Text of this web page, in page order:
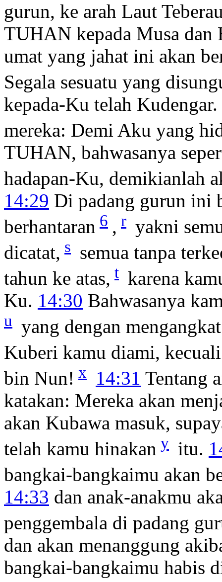
gurun, ke arah Laut
TUHAN kepada Musa dan
umat yang jahat ini akan
Segala sesuatu yang
kepada-Ku telah Kudengar.
mereka: Demi Aku yang
TUHAN, bahwasanya
hadapan-Ku, demikianlah
14:29 Di padang gurun ini
berhantaran 6 , r yakni
dicatat, s semua tanpa
tahun ke atas, t karena
Ku. 14:30 Bahwasanya
u yang dengan
Kuberi kamu diami,
bin Nun! x 14:31 Tentang
katakan: Mereka akan
akan Kubawa masuk,
telah kamu hinakan y itu.
bangkai-bangkaimu akan
14:33 dan anak-anakmu
penggembala di padang
dan akan menanggung
bangkai-bangkaimu habis